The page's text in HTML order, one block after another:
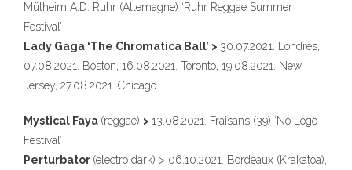
Mülheim A.D. Ruhr (Allemagne) ‘Ruhr Reggae Summer
Festival’
Lady Gaga ‘The Chromatica Ball’ > 30.07.2021. Londres,
07.08.2021. Boston, 16.08.2021. Toronto, 19.08.2021. New
Jersey, 27.08.2021. Chicago
Mystical Faya (reggae) > 13.08.2021. Fraisans (39) ‘No Logo
Festival’
Perturbator (electro dark) > 06.10.2021. Bordeaux (Krakatoa),